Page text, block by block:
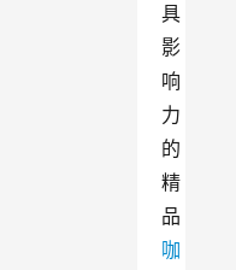
具
影
响
力
的
精
品
咖